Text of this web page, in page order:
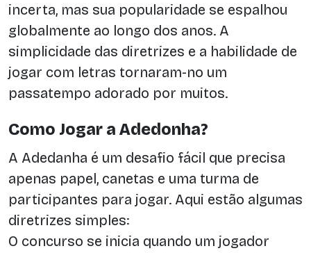
incerta, mas sua popularidade se espalhou
globalmente ao longo dos anos. A
simplicidade das diretrizes e a habilidade de
jogar com letras tornaram-no um
passatempo adorado por muitos.
Como Jogar a Adedonha?
A Adedanha é um desafio fácil que precisa
apenas papel, canetas e uma turma de
participantes para jogar. Aqui estão algumas
diretrizes simples:
O concurso se inicia quando um jogador